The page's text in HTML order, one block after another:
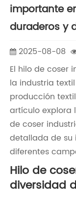
importante
duraderos y
2025-08-08
El hilo de coser
la industria
producción
artículo explora
de coser
detallada de su
diferentes
Hilo de
diversidad